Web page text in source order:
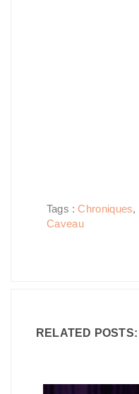
Tags :Chroniques,
Caveau
RELATED POSTS: